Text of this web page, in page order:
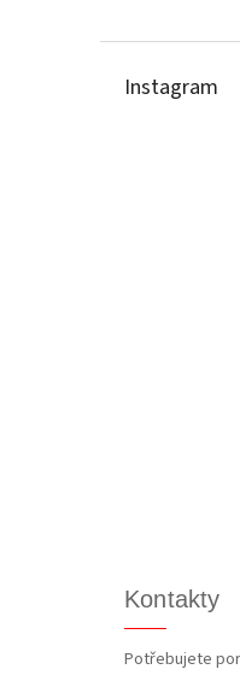
Instagram
Kontakty
Potřebujete